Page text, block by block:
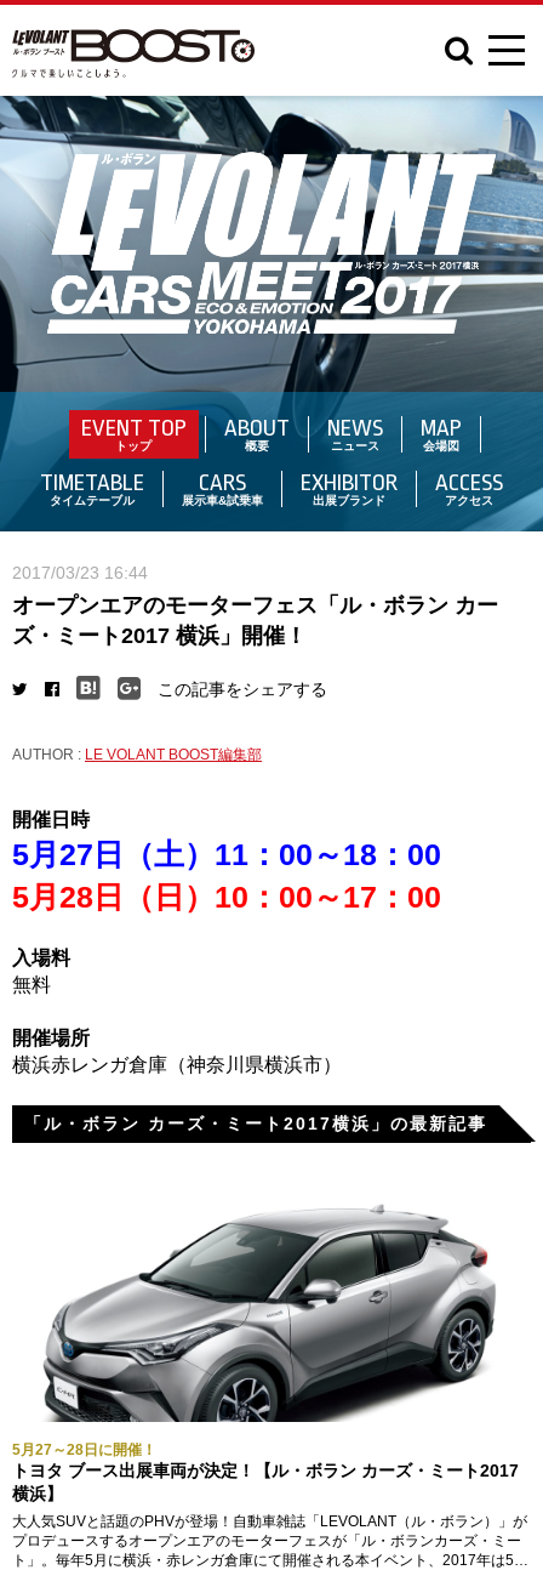
EVENT TOP
トップ
ABOUT
概要
NEWS
ニュース
MAP
会場図
TIMETABLE
タイムテーブル
CARS
展示車&試乗車
EXHIBITOR
出展ブランド
ACCESS
アクセス
2017/03/23 16:44
オープンエアのモーターフェス「ル・ボラン カー
ズ・ミート2017 横浜」開催！
この記事をシェアする
AUTHOR : LE VOLANT BOOST編集部
開催日時
5月27日（土） 11：00～18：00
5月28日（日） 10：00～17：00
入場料
無料
開催場所
横浜赤レンガ倉庫（神奈川県横浜市）
「ル・ボラン カーズ・ミート2017横浜」の最新記事
5月27～28日に開催！
トヨタ ブース出展車両が決定！【ル・ボラン カーズ・ミート2017
横浜】
大人気SUVと話題のPHVが登場！自動車雑誌「LEVOLANT（ル・ボラン）」が
プロデュースするオープンエアのモーターフェスが「ル・ボランカーズ・ミー
ト」。毎年5月に横浜・赤レンガ倉庫にて開催される本イベント、2017年は5月